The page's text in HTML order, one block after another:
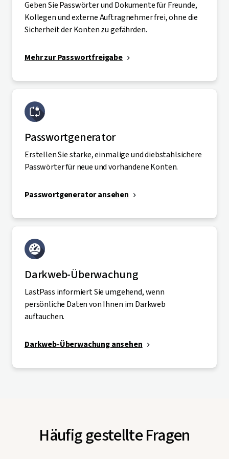
Geben Sie Passwörter und Dokumente für Freunde,
Kollegen und externe Auftragnehmer frei, ohne die
Sicherheit der Konten zu gefährden.
Mehr zur Passwortfreigabe
Passwortgenerator
Erstellen Sie starke, einmalige und diebstahlsichere
Passwörter für neue und vorhandene Konten.
Passwortgenerator ansehen
Darkweb-Überwachung
LastPass informiert Sie umgehend, wenn
persönliche Daten von Ihnen im Darkweb
auftauchen.
Darkweb-Überwachung ansehen
Häufig gestellte Fragen